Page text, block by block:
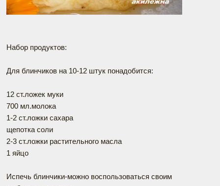
Набор продуктов:
Для блинчиков на 10-12 штук понадобится:
12 ст.ложек муки
700 мл.молока
1-2 ст.ложки сахара
щепотка соли
2-3 ст.ложки растительного масла
1 яйцо
Испечь блинчики-можно воспользоваться своим